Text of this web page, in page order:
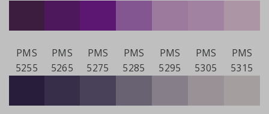
PMS
5255
PMS
5265
PMS
5275
PMS
5285
PMS
5295
PMS
5305
PMS
5315